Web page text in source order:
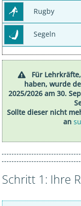
Rugby
Segeln
Für
haben, wurde
2025/2026 am 30.
Sollte dieser nicht
an
Schritt 1: Ihre